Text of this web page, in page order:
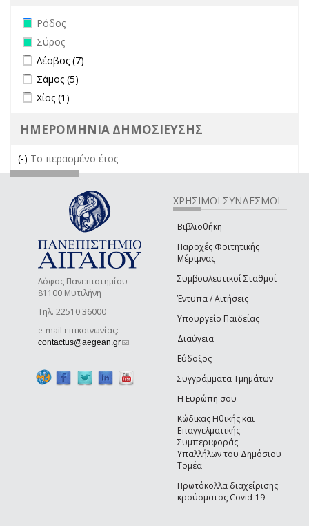
Remove Ρόδος filter
Ρόδος
Remove Σύρος filter
Σύρος
Apply Λέσβος filter
Λέσβος (7)
Apply Σάμος filter
Σάμος (5)
Apply Χίος filter
Χίος (1)
ΗΜΕΡΟΜΗΝΙΑ ΔΗΜΟΣΙΕΥΣΗΣ
(-) Remove Το περασμένο έτος filter
Το περασμένο έτος
Λόφος Πανεπιστημίου
81100 Μυτιλήνη
Τηλ. 22510 36000
e-mail επικοινωνίας:
contactus@aegean.gr(link sends e-mail)
ΧΡΗΣΙΜΟΙ ΣΥΝΔΕΣΜΟΙ
Βιβλιοθήκη
Παροχές Φοιτητικής
Μέριμνας
Συμβουλευτικοί Σταθμοί
Έντυπα / Αιτήσεις
Υπουργείο Παιδείας
Διαύγεια
Εύδοξος
Συγγράμματα Τμημάτων
Η Ευρώπη σου
Κώδικας Ηθικής και
Επαγγελματικής
Συμπεριφοράς
Υπαλλήλων του Δημόσιου
Τομέα
Πρωτόκολλα διαχείρισης
κρούσματος Covid-19